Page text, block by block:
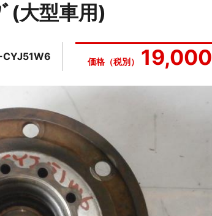
(大型車用)
CYJ51W6 価格（税別） 19,000